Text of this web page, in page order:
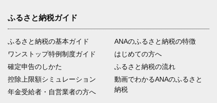
ふるさと納税ガイド
ふるさと納税の基本ガイド
ワンストップ特例制度ガイド
確定申告のしかた
控除上限額シミュレーション
年金受給者・自営業者の方へ
ANAのふるさと納税の特徴
はじめての方へ
ふるさと納税の流れ
動画でわかるANAのふるさと
納税